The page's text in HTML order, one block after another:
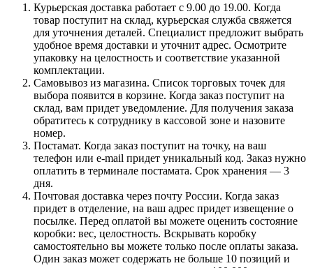
Курьерская доставка работает с 9.00 до 19.00. Когда
товар поступит на склад, курьерская служба свяжется
для уточнения деталей. Специалист предложит выбрать
удобное время доставки и уточнит адрес. Осмотрите
упаковку на целостность и соответствие указанной
комплектации.
Самовывоз из магазина. Список торговых точек для
выбора появится в корзине. Когда заказ поступит на
склад, вам придет уведомление. Для получения заказа
обратитесь к сотруднику в кассовой зоне и назовите
номер.
Постамат. Когда заказ поступит на точку, на ваш
телефон или e-mail придет уникальный код. Заказ нужно
оплатить в терминале постамата. Срок хранения — 3
дня.
Почтовая доставка через почту России. Когда заказ
придет в отделение, на ваш адрес придет извещение о
посылке. Перед оплатой вы можете оценить состояние
коробки: вес, целостность. Вскрывать коробку
самостоятельно вы можете только после оплаты заказа.
Один заказ может содержать не больше 10 позиций и